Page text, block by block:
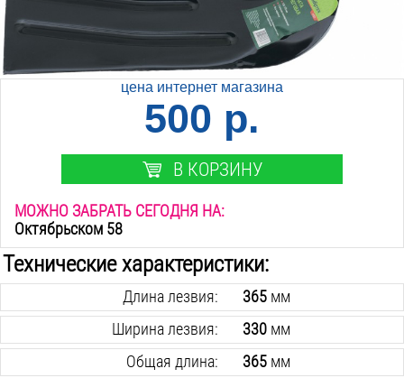
цена интернет магазина
500 р.
В КОРЗИНУ
МОЖНО ЗАБРАТЬ СЕГОДНЯ НА:
Октябрьском 58
Технические характеристики:
Длина лезвия: 365мм
Ширина лезвия:
330мм
Общая длина:
365мм